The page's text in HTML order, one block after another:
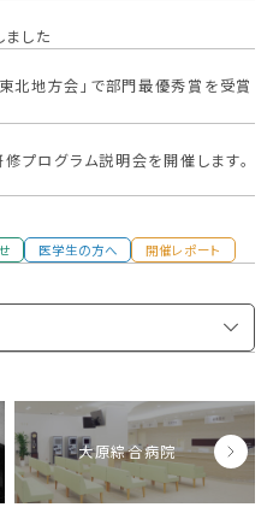
した
北地方会」で部門最優秀賞を受賞
プログラム説明会を開催します。
医学生の方へ 開催レポート
大原綜合病院